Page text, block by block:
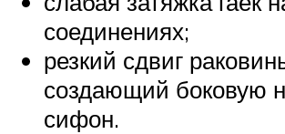
соединениях;
резкий сдвиг
создающий боковую
сифон.